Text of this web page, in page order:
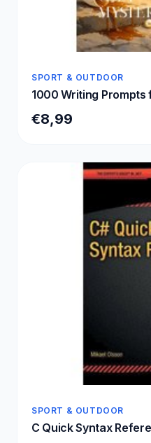
SPORT & OUTDOOR
1000 Writing
€8,99
SPORT & OUTDOOR
C Quick Syntax